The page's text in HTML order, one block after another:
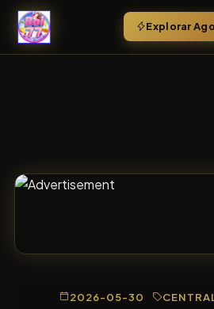
Explorar
2026-05-30